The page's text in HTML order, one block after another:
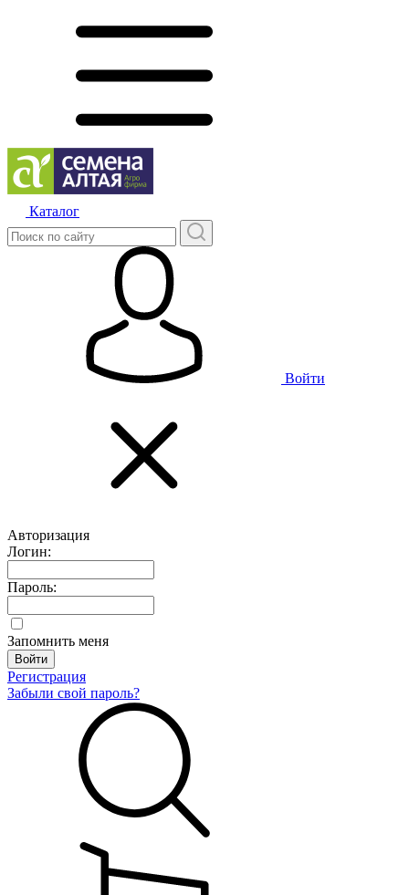
Каталог
Войти
Авторизация
Логин:
Пароль:
Запомнить меня
Регистрация
Забыли свой пароль?